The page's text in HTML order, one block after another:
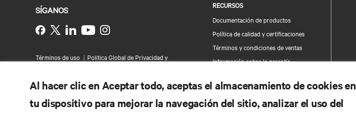
RECURSOS
Documentación de productos
Política de calidad y certificaciones
Términos y condiciones de ventas
Información sobre la garantía
Mapa del sitio
SÍGANOS
Instagram
Términos de uso
Politica Global de Privacidad y
reservados.
Al hacer clic en Aceptar todo, aceptas el almacenamiento de cookies en
tu dispositivo para mejorar la navegación del sitio, analizar el uso del